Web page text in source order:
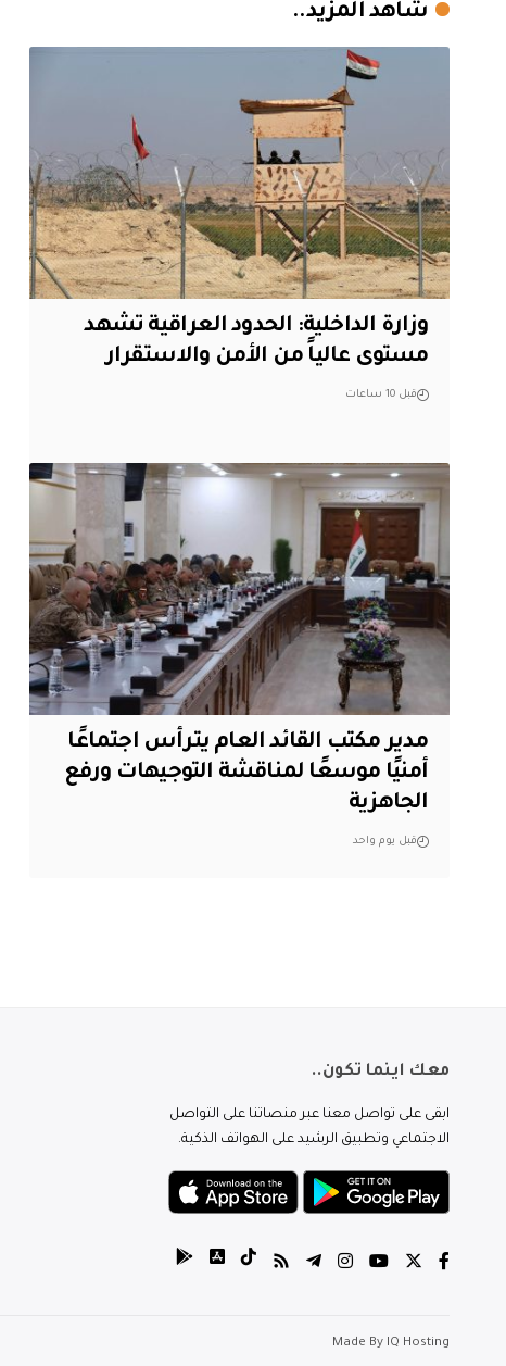
شاهد المزيد..
وزارة الداخلية: الحدود العراقية تشهد
مستوى عالياً من الأمن والاستقرار
قبل 10 ساعات
مدير مكتب القائد العام يترأس اجتماعًا
أمنيًا موسعًا لمناقشة التوجيهات ورفع
الجاهزية
قبل يوم واحد
معك اينما تكون..
ابقى على تواصل معنا عبر منصاتنا على التواصل
الاجتماعي وتطبيق الرشيد على الهواتف الذكية.
Made By IQ Hosting